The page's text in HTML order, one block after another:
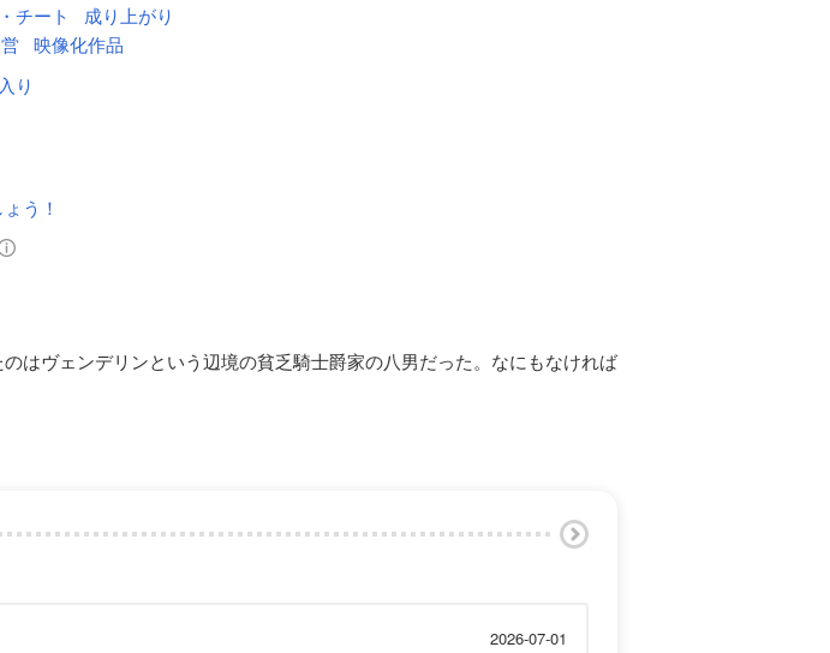
チート
成り上がり
映像化作品
り
う！
ヴェンデリンという辺境の貧乏騎士爵家の八男だった。なにもなければ
2026-07-01